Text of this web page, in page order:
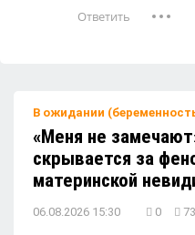
Песок в сандалиях
за обувью и быстрая
В ожидании
«Меня не
скрывается за
материнской
06.08.2026 15:30 0